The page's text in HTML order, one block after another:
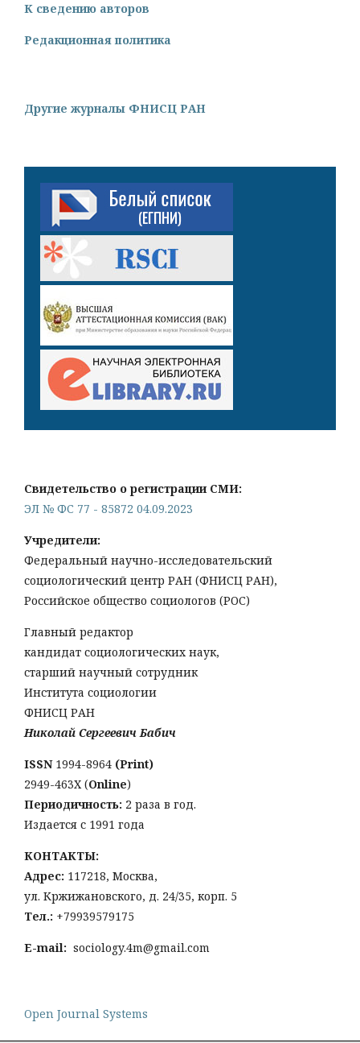
К сведению авторов
Редакционная политика
Другие журналы ФНИСЦ РАН
Свидетельство о регистрации СМИ:
ЭЛ № ФС 77 - 85872 04.09.2023
Учредители:
Федеральный научно-исследовательский
социологический центр РАН (ФНИСЦ РАН),
Российское общество социологов (РОС)
Главный редактор
кандидат социологических наук,
старший научный сотрудник
Института социологии
ФНИСЦ РАН
Николай Сергеевич Бабич
ISSN 1994-8964 (Print)
2949-463Х (Online)
Периодичность: 2 раза в год.
Издается с 1991 года
КОНТАКТЫ:
Адрес: 117218, Москва,
ул. Кржижановского, д. 24/35, корп. 5
Тел.: +79939579175
E-mail: sociology.4m@gmail.com
Open Journal Systems